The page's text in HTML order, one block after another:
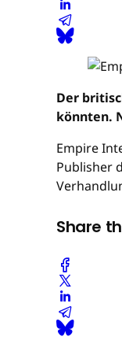
Der
könnten.
Empire
Publisher
Share